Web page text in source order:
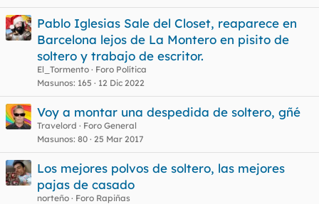
Pablo Iglesias Sale del Closet, reaparece en
Barcelona lejos de La Montero en pisito de
soltero y trabajo de escritor.
El_Tormento
Foro Política
Masunos 165 12 Dic 2022
Voy a montar una despedida de soltero, gñé
Travelord
Foro General
Masunos 80 25 Mar 2017
Los mejores polvos de soltero, las mejores
pajas de casado
norteño
Foro Rapiñas